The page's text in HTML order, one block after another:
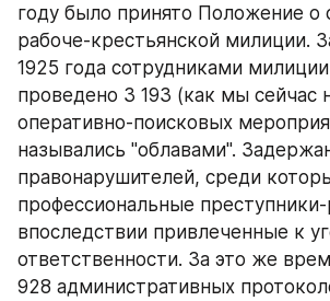
году было принято Положение о
рабоче-крестьянской милиции.
1925 года сотрудниками
проведено 3 193 (как мы сейчас
оперативно-поисковых
назывались "облавами".
правонарушителей, среди
профессиональные
впоследствии привлеченные к
ответственности. За это же
928 административных